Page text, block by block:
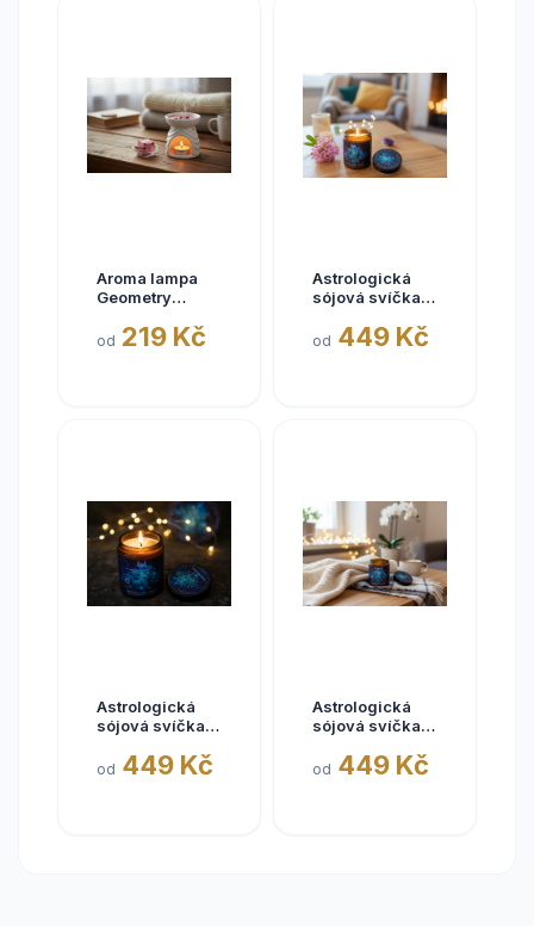
Aroma lampa
Geometry
zlatými
od 219 Kč
Astrologická
sójová svíčka
od 449 Kč
Astrologická
sójová svíčka
od 449 Kč
Astrologická
sójová svíčka
180ML
od 449 Kč